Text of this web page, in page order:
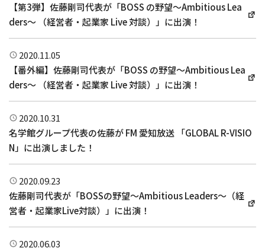
【第3弾】佐藤剛司代表が「BOSS の野望〜Ambitious Lea
ders〜 （経営者・起業家 Live 対談）」に出演！
2020.11.05
【番外編】佐藤剛司代表が「BOSS の野望〜Ambitious Lea
ders〜 （経営者・起業家 Live 対談）」に出演！
2020.10.31
名学館グループ代表の佐藤が FM 愛知放送 「GLOBAL R-VISIO
N」に出演しました！
2020.09.23
佐藤剛司代表が「BOSSの野望〜Ambitious Leaders〜（経
営者・起業家Live対談）」に出演！
2020.06.03